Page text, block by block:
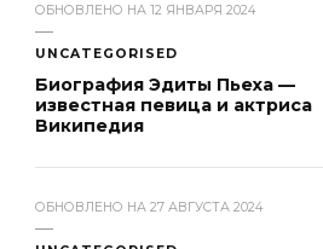
ОБНОВЛЕНО НА 12 ЯНВАРЯ 2024
UNCATEGORISED
Биография Эдиты Пьеха —
известная певица и актриса
Википедия
ОБНОВЛЕНО НА 27 АВГУСТА 2024